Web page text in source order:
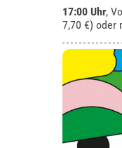
17:00 Uhr,
7,70 €)